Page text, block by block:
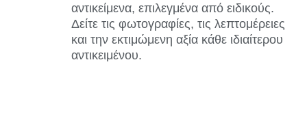
αντικείμενα, επιλεγμένα από ειδικούς.
Δείτε τις φωτογραφίες, τις λεπτομέρειες
και την εκτιμώμενη αξία κάθε ιδιαίτερου
αντικειμένου.